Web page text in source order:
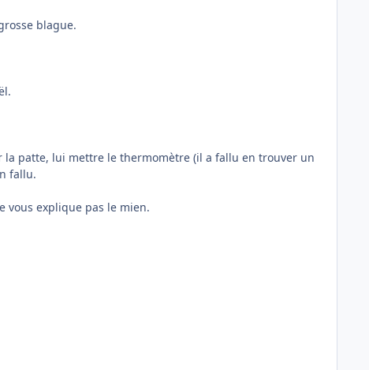
blague.
patte, lui mettre le thermomètre (il a fallu en trouver un
fallu.
vous explique pas le mien.